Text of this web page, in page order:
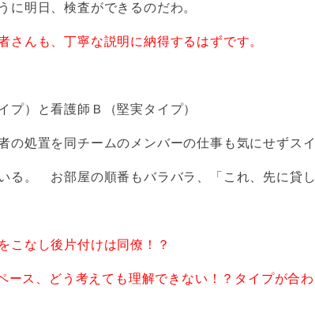
明日、検査ができるのだわ。
さんも、丁寧な説明に納得するはずです。
と看護師Ｂ（堅実タイプ）
処置を同チームのメンバーの仕事も気にせずスイ
部屋の順番もバラバラ、「これ、先に貸し
こなし後片付けは同僚！？
う考えても理解できない！？タイプが合わ